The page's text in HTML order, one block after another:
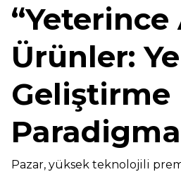
“Yeterince
Ürünler:
Geliştirme
Pazar, yüksek teknolojili